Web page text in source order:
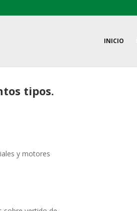
INICIO
tipos.
y motores